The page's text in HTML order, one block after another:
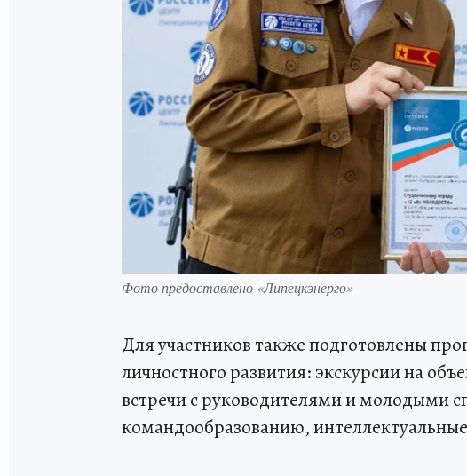
Фото предоставлено «Липецкэнерго»
Для участников также подготовлены
личностного развития: экскурсии на
встречи с руководителями и молодыми
командообразованию,